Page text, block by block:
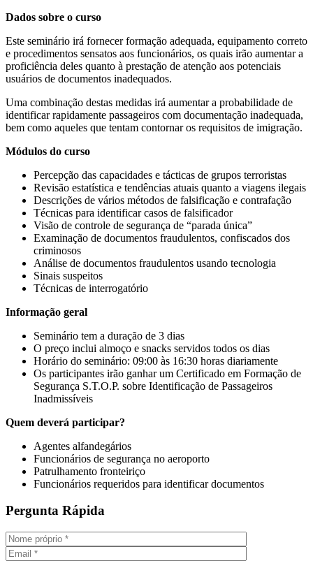
Dados sobre o curso
Este seminário irá fornecer formação adequada, equipamento correto
e procedimentos sensatos aos funcionários, os quais irão aumentar a
proficiência deles quanto à prestação de atenção aos potenciais
usuários de documentos inadequados.
Uma combinação destas medidas irá aumentar a probabilidade de
identificar rapidamente passageiros com documentação inadequada,
bem como aqueles que tentam contornar os requisitos de imigração.
Módulos do curso
Percepção das capacidades e tácticas de grupos terroristas
Revisão estatística e tendências atuais quanto a viagens ilegais
Descrições de vários métodos de falsificação e contrafação
Técnicas para identificar casos de falsificador
Visão de controle de segurança de “parada única”
Examinação de documentos fraudulentos, confiscados dos
criminosos
Análise de documentos fraudulentos usando tecnologia
Sinais suspeitos
Técnicas de interrogatório
Informação geral
Seminário tem a duração de 3 dias
O preço inclui almoço e snacks servidos todos os dias
Horário do seminário: 09:00 às 16:30 horas diariamente
Os participantes irão ganhar um Certificado em Formação de
Segurança S.T.O.P. sobre Identificação de Passageiros
Inadmissíveis
Quem deverá participar?
Agentes alfandegários
Funcionários de segurança no aeroporto
Patrulhamento fronteiriço
Funcionários requeridos para identificar documentos
Pergunta Rápida